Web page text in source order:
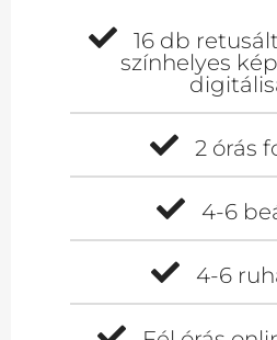
16 db
színhelyes
2 órás
4-6
4-6